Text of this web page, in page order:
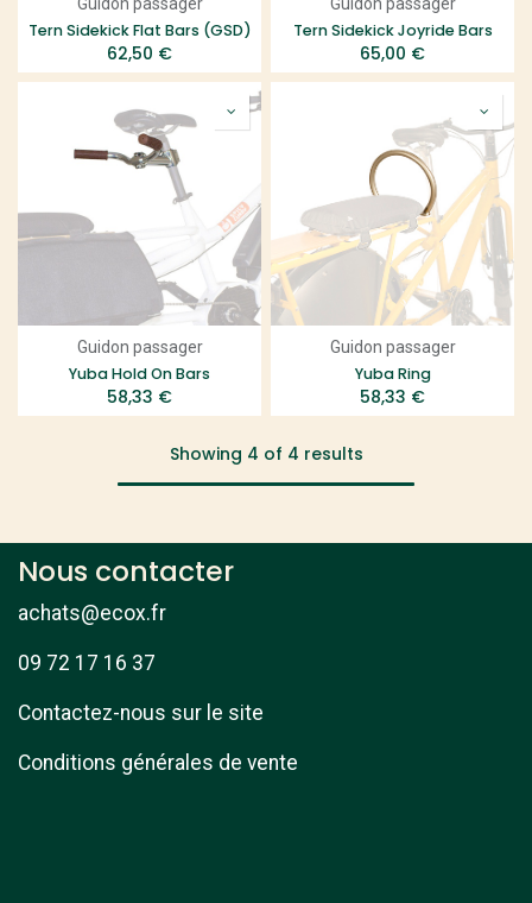
Tern Sidekick Flat Bars (GSD)
62,50 €
Tern Sidekick Joyride Bars
65,00 €
Guidon passager
Yuba Hold On Bars
58,33 €
Guidon passager
Yuba Ring
58,33 €
Showing 4 of 4 results
Nous contacter
achats@ecox.fr
09 72 17 16 37
Contactez-nous sur le site
Conditions générales de vente